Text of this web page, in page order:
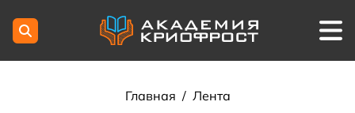
Главная / Лента